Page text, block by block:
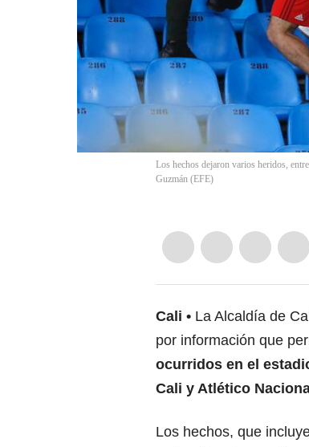
Los hechos dejaron varios heridos,
Guzmán (EFE)
Cali
La Alcaldía de
por información que
ocurridos en el
Cali y Atlético
Los hechos, que